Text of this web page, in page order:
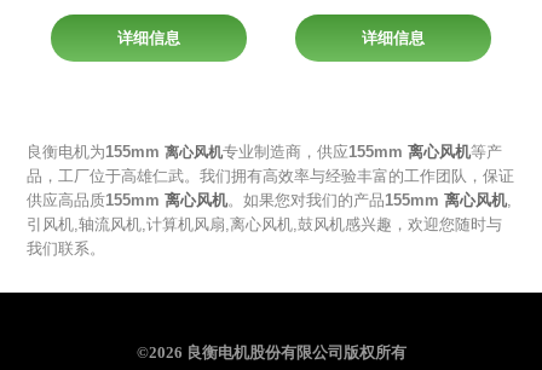
详细信息 详细信息
良衡电机为155mm离心风机专业制造商，供应155mm离心风机等产
品，工厂位于高雄仁武。我们拥有高效率与经验丰富的工作团队，保证
供应高品质155mm离心风机。如果您对我们的产品155mm离心风机,
引风机,轴流风机,计算机风扇,离心风机,鼓风机感兴趣，欢迎您随时与
我们联系。
©2026 良衡电机股份有限公司版权所有